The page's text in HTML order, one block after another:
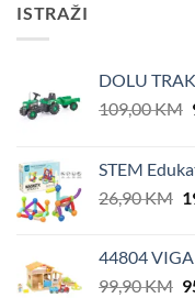
ISTRAŽI
DOLU
109,00KM
STEM
26,90KM
44804
99,90KM